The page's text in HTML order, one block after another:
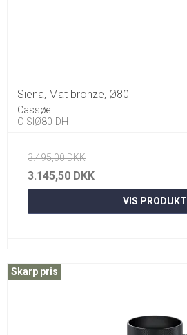
Siena, Mat bronze, Ø80
Cassøe
C-SIØ80-DH
3.495,00 DKK
3.145,50 DKK
VIS PRODUKT
Skarp pris